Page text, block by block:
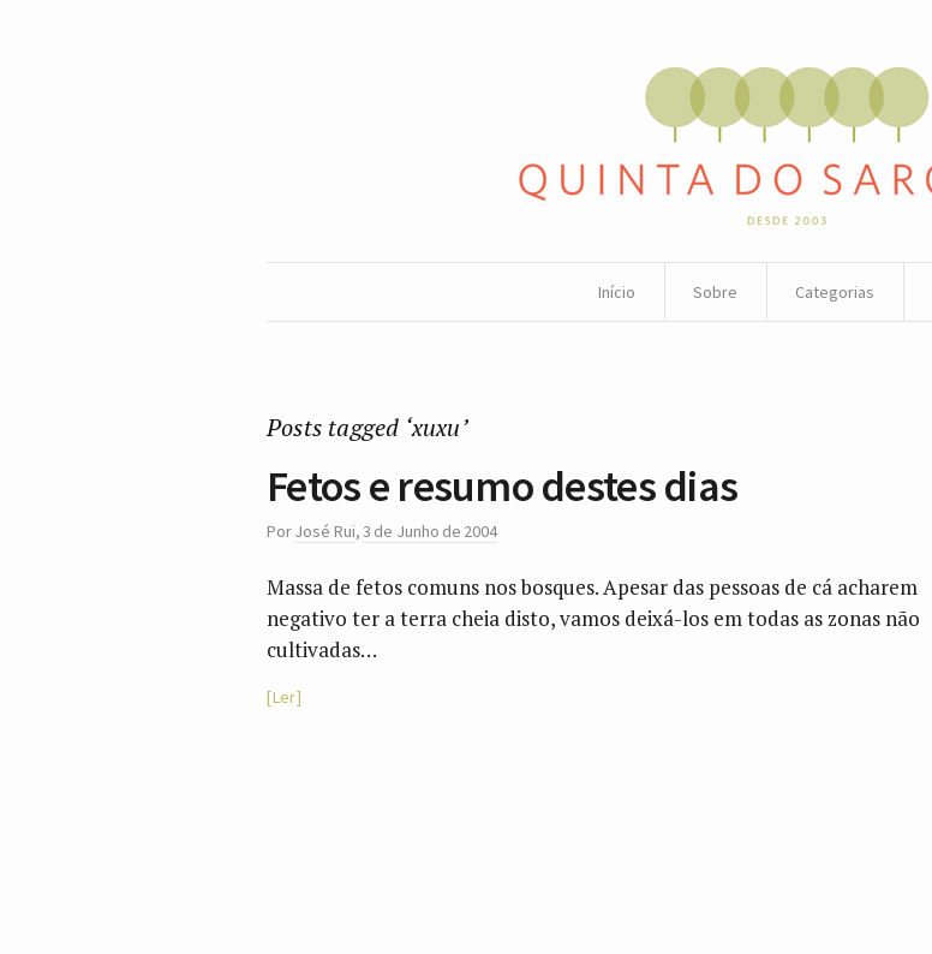
Início Sobre Categorias
Posts tagged ‘xuxu’
Fetos e resumo destes dias
PorJosé Rui,3 de Junho de 2004
Massa de fetos comuns nos bosques. Apesar das pessoas de cá acharem
negativo ter a terra cheia disto, vamos deixá-los em todas as zonas não
cultivadas…
Ler